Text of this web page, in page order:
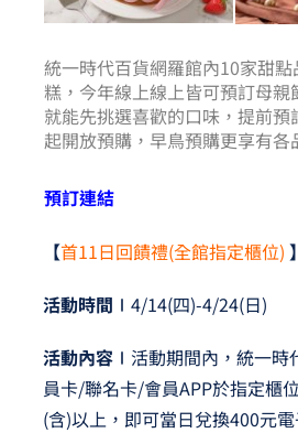
統一時代百貨網羅館內10家甜
糕，今年線上線上皆可預訂母親
就能先挑選喜歡的口味，提前預
起開放預購，早鳥預購更享有各
預訂連結
【首11日回饋禮(全館指定櫃位) 】
活動時間∣ 4/14(四)-4/24(日)
活動內容∣ 活動期間內，統一時
員卡/聯名卡/會員APP於指定櫃
(含)以上，即可當日兌換400元